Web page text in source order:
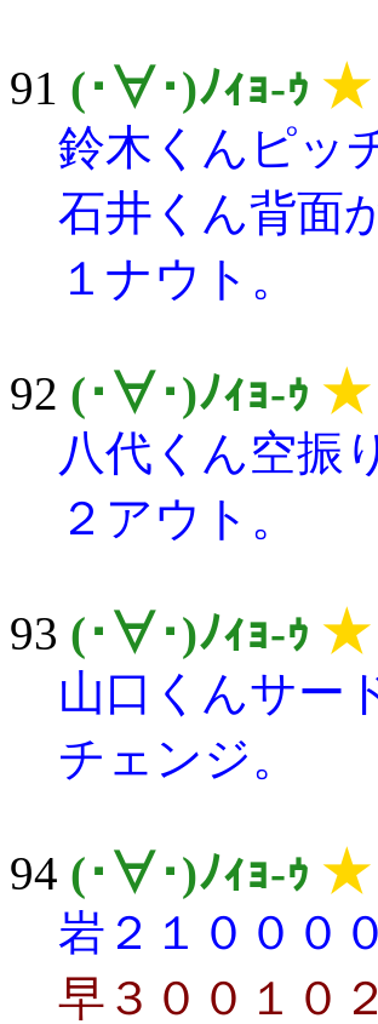
91 (･∀･)ﾉｨｮ-ｩ ★
鈴木くんピッ
石井くん背面
１ナウト。
92 (･∀･)ﾉｨｮ-ｩ ★
八代くん空振
２アウト。
93 (･∀･)ﾉｨｮ-ｩ ★
山口くんサー
チェンジ。
94 (･∀･)ﾉｨｮ-ｩ ★
岩２１０００
早３００１０２